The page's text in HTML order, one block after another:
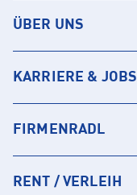
ÜBER UNS
KARRIERE & JOBS
FIRMENRADL
RENT / VERLEIH